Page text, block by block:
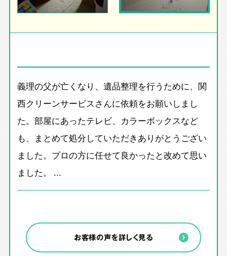
義理の父が亡くなり、遺品整理を行うために、関
西クリーンサービスさんに依頼をお願いしまし
た。部屋にあったテレビ、カラーボックスなど
も、まとめて処分していただきありがとうござい
ました。プロの方に任せて良かったと改めて思い
ました。 ...
お客様の声を詳しく見る